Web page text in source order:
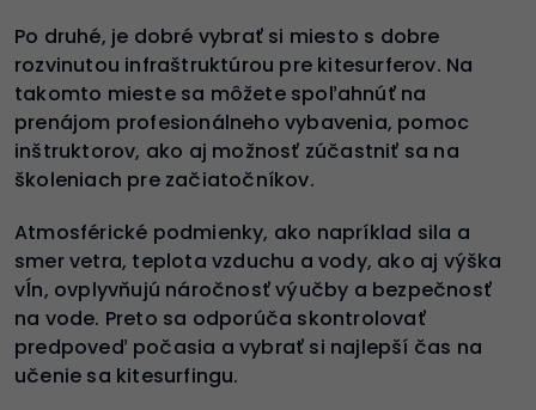
Po druhé, je dobré vybrať si miesto s dobre
rozvinutou infraštruktúrou pre kitesurferov. Na
takomto mieste sa môžete spoľahnúť na
prenájom profesionálneho vybavenia, pomoc
inštruktorov, ako aj možnosť zúčastniť sa na
školeniach pre začiatočníkov.
Atmosférické podmienky, ako napríklad sila a
smer vetra, teplota vzduchu a vody, ako aj výška
vĺn, ovplyvňujú náročnosť výučby a bezpečnosť
na vode. Preto sa odporúča skontrolovať
predpoveď počasia a vybrať si najlepší čas na
učenie sa kitesurfingu.